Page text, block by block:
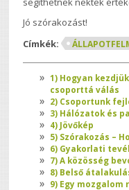
Jó szórakozást!
Címkék:
1) Hogyan
csoporttá válás
2) Csoportunk
3) Hálózatok és
4) Jövőkép
5) Szórakozás –
6) Gyakorlati
7) A közösség
8) Belső
9) Egy mozgalom